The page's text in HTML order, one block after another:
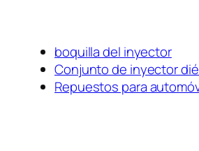
boquilla del inyector
Conjunto de inyector
Repuestos para